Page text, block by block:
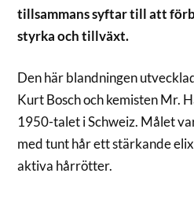
tillsammans syftar till att
styrka och tillväxt.
Den här blandningen
Kurt Bosch och kemisten Mr.
1950-talet i Schweiz. Målet
med tunt hår ett stärkande
aktiva hårrötter.